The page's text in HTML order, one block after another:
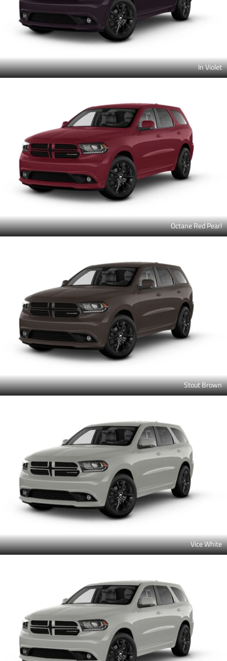
In Violet
Octane Red Pearl
Stout Brown
Vice White